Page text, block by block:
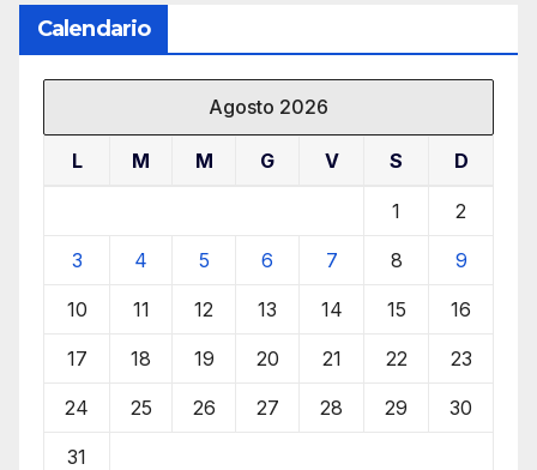
Calendario
Agosto 2026
L M M G V S D
1 2
3 4 5 6 7 8 9
10 11 12 13 14 15 16
17 18 19 20 21 22 23
24 25 26 27 28 29 30
31